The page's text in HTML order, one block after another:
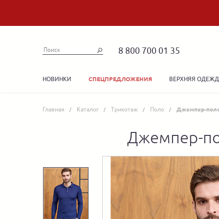
8 800 700 01 35
НОВИНКИ СПЕЦПРЕДЛОЖЕНИЯ ВЕРХНЯЯ
Главная Каталог Трикотаж Поло Джемпер-поло
Джемпер-